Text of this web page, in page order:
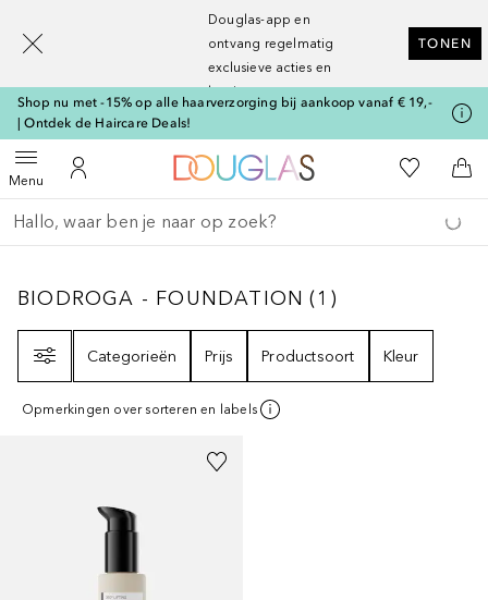
Douglas-app en
ontvang regelmatig
exclusieve acties en
kortingen
TONEN
Shop nu met -15% op alle haarverzorging bij aankoop vanaf € 19,-
| Ontdek de Haircare Deals!
MenuOpen menuNaar Mijn Account
Naar Douglas Home
Naar Mijn
Ga terug
Zoekopdracht uitvoeren
BIODROGA - FOUNDATION 1
BIODROGA - FOUNDATION (1 )
Categorieën
Prijs Productsoort Kleur
Opmerkingen over sorteren en labels
[navigation.slideout.screenreader]